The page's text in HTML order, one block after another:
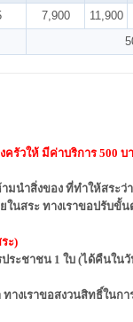
7,900 11,900
รัวให้ มีค่าบริการ 500 บ
นำสิ่งของ ที่ทำให้สระว่
นสระ ทางเราขอปรับขั้น
ะ)
ระชาชน 1 ใบ (ได้คืนใน
างเราขอสงวนสิทธิ์ในก